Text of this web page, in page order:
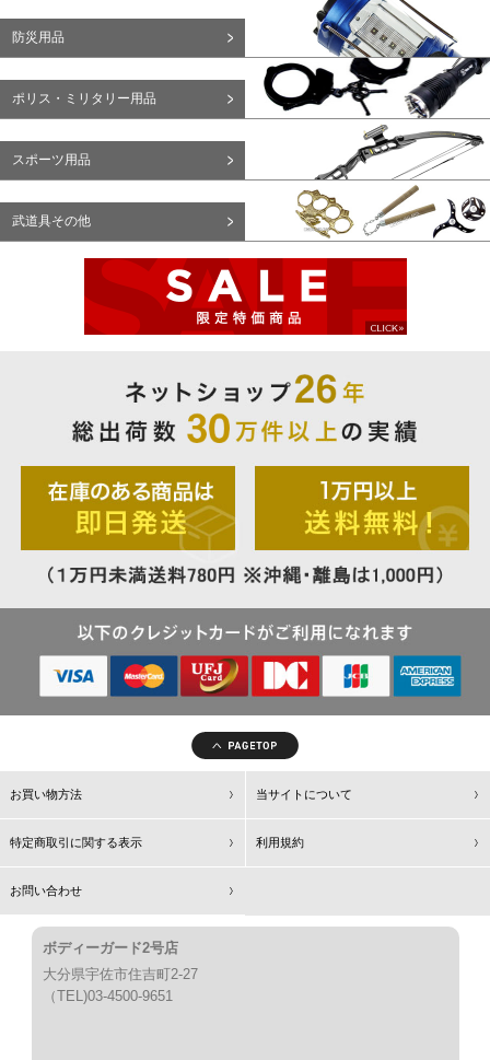
防災用品
ポリス・ミリタリー用品
スポーツ用品
武道具その他
お買い物方法 当サイトについて
特定商取引に関する表示 利用規約
お問い合わせ
ボディーガード2号店
大分県宇佐市住吉町2-27
（TEL)03-4500-9651